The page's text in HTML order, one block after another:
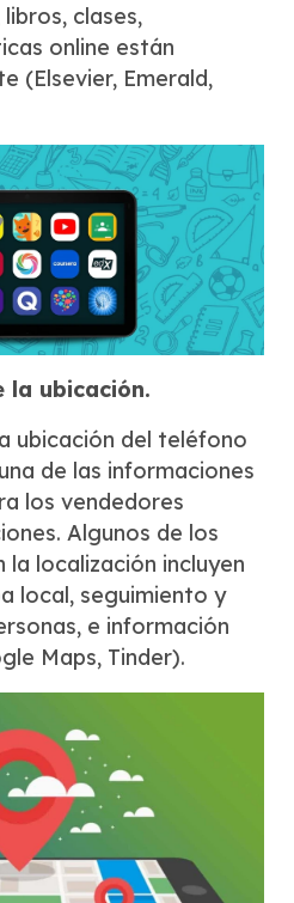
clases,
online están
(Elsevier, Emerald,
la ubicación.
ubicación del teléfono
de las informaciones
los vendedores
Algunos de los
la localización incluyen
local, seguimiento y
e información
Maps, Tinder).